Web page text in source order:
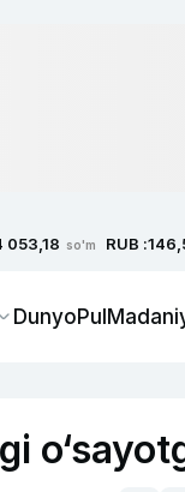
053,18 so'm RUB :
DunyoPul